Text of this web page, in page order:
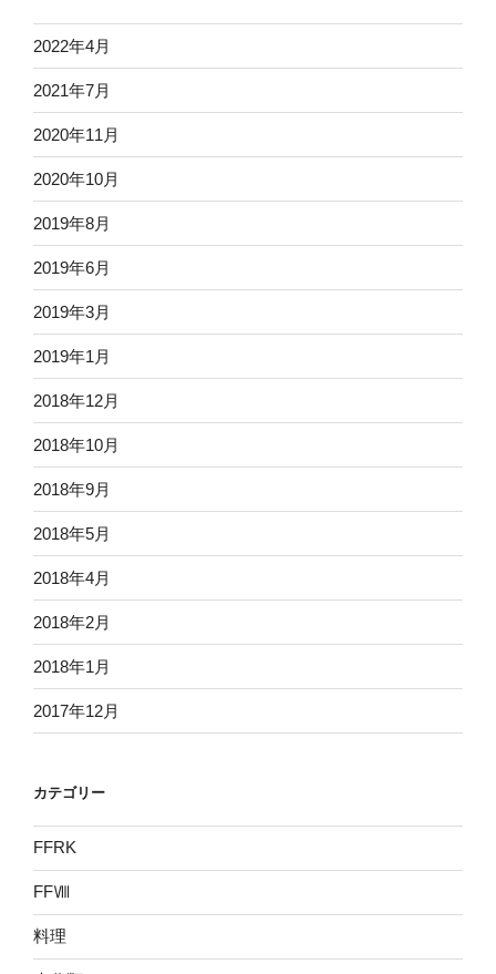
2022年4月
2021年7月
2020年11月
2020年10月
2019年8月
2019年6月
2019年3月
2019年1月
2018年12月
2018年10月
2018年9月
2018年5月
2018年4月
2018年2月
2018年1月
2017年12月
カテゴリー
FFRK
FFⅧ
料理